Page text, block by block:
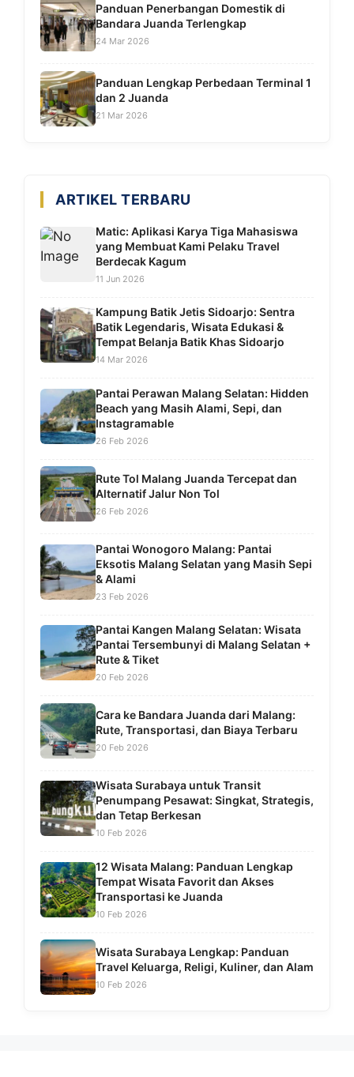
Panduan Penerbangan Domestik di
Bandara Juanda Terlengkap
24 Mar 2026
Panduan Lengkap Perbedaan Terminal 1
dan 2 Juanda
21 Mar 2026
ARTIKEL TERBARU
Matic: Aplikasi Karya Tiga Mahasiswa
yang Membuat Kami Pelaku Travel
Berdecak Kagum
11 Jun 2026
Kampung Batik Jetis Sidoarjo: Sentra
Batik Legendaris, Wisata Edukasi &
Tempat Belanja Batik Khas Sidoarjo
14 Mar 2026
Pantai Perawan Malang Selatan: Hidden
Beach yang Masih Alami, Sepi, dan
Instagramable
26 Feb 2026
Rute Tol Malang Juanda Tercepat dan
Alternatif Jalur Non Tol
26 Feb 2026
Pantai Wonogoro Malang: Pantai
Eksotis Malang Selatan yang Masih Sepi
& Alami
23 Feb 2026
Pantai Kangen Malang Selatan: Wisata
Pantai Tersembunyi di Malang Selatan +
Rute & Tiket
20 Feb 2026
Cara ke Bandara Juanda dari Malang:
Rute, Transportasi, dan Biaya Terbaru
20 Feb 2026
Wisata Surabaya untuk Transit
Penumpang Pesawat: Singkat, Strategis,
dan Tetap Berkesan
10 Feb 2026
12 Wisata Malang: Panduan Lengkap
Tempat Wisata Favorit dan Akses
Transportasi ke Juanda
10 Feb 2026
Wisata Surabaya Lengkap: Panduan
Travel Keluarga, Religi, Kuliner, dan Alam
10 Feb 2026